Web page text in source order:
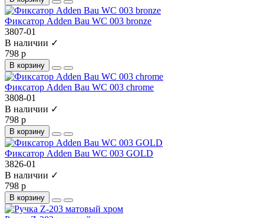
Фиксатор Adden Bau WC 003 bronze
3807-01
В наличии ✓
798 р
В корзину
Фиксатор Adden Bau WC 003 chrome
3808-01
В наличии ✓
798 р
В корзину
Фиксатор Adden Bau WC 003 GOLD
3826-01
В наличии ✓
798 р
В корзину